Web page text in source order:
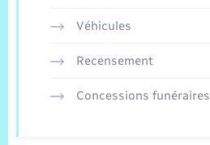
Véhicules
Recensement
Concessions funéraires